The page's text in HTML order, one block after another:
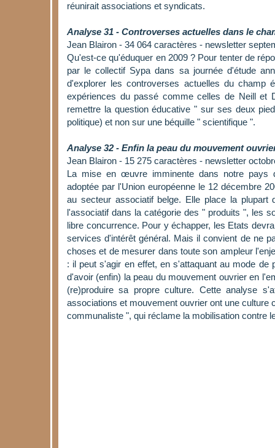
réunirait associations et syndicats.
Analyse 31 - Controverses actuelles dans le
Jean Blairon - 34 064 caractères - newsletter
Qu'est-ce qu'éduquer en 2009 ? Pour tenter de
par le collectif Sypa dans sa journée d'étude
d'explorer les controverses actuelles du champ
expériences du passé comme celles de Neill et
remettre la question éducative " sur ses deux
politique) et non sur une béquille " scientifique ".
Analyse 32 - Enfin la peau du mouvement
Jean Blairon - 15 275 caractères - newsletter
La mise en œuvre imminente dans notre
adoptée par l'Union européenne le 12 décembre
au secteur associatif belge. Elle place la
l'associatif dans la catégorie des " produits ", les
libre concurrence. Pour y échapper, les Etats
services d'intérêt général. Mais il convient de ne
choses et de mesurer dans toute son ampleur
: il peut s'agir en effet, en s'attaquant au mode de
d'avoir (enfin) la peau du mouvement ouvrier en
(re)produire sa propre culture. Cette analyse
associations et mouvement ouvrier ont une culture
communaliste ", qui réclame la mobilisation contre